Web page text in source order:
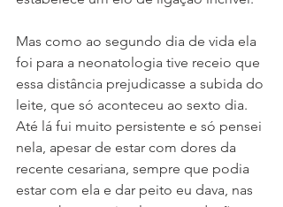
Mas como ao segundo dia de vida ela
foi para a neonatologia tive receio que
essa distância prejudicasse a subida do
leite, que só aconteceu ao sexto dia.
Até lá fui muito persistente e só pensei
nela, apesar de estar com dores da
recente cesariana, sempre que podia
estar com ela e dar peito eu dava, nas